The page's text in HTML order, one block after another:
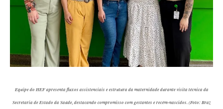
Equipe do HEF apresenta fluxos assistenciais e estrutura da maternidade durante visita técnica da
Secretaria de Estado da Saúde, destacando compromisso com gestantes e recém-nascidos. (Foto: Braz